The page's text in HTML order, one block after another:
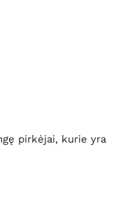
pirkėjai, kurie yra